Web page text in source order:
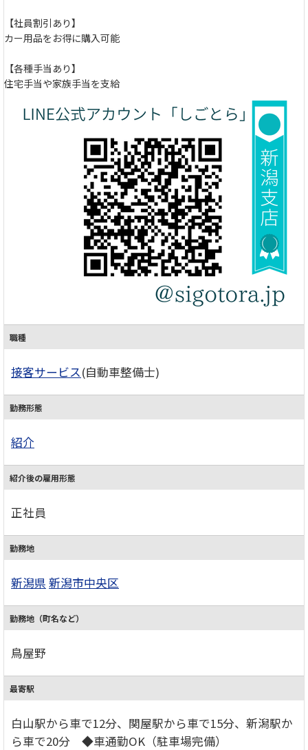
【社員割引あり】
カー用品をお得に購入可能
【各種手当あり】
住宅手当や家族手当を支給
職種
接客サービス(自動車整備士)
勤務形態
紹介
紹介後の雇用形態
正社員
勤務地
新潟県 新潟市中央区
勤務地（町名など）
鳥屋野
最寄駅
白山駅から車で12分、関屋駅から車で15分、新潟駅か
ら車で20分 ◆車通勤OK（駐車場完備）